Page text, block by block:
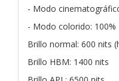
- Modo
- Modo colorido: 100%
Brillo normal: 600 nits
Brillo HBM: 1400 nits